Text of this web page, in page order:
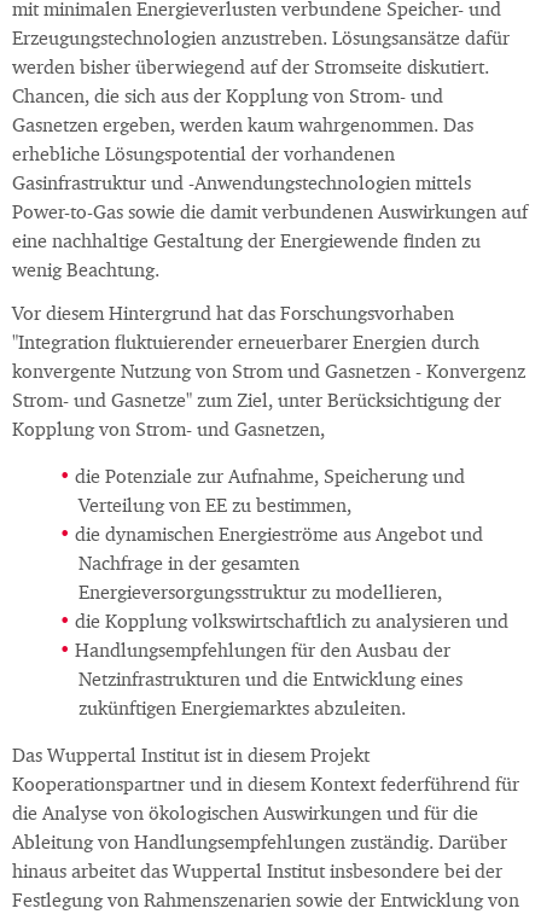
mit minimalen Energieverlusten verbundene Speicher- und
Erzeugungstechnologien anzustreben. Lösungsansätze dafür
werden bisher überwiegend auf der Stromseite diskutiert.
Chancen, die sich aus der Kopplung von Strom- und
Gasnetzen ergeben, werden kaum wahrgenommen. Das
erhebliche Lösungspotential der vorhandenen
Gasinfrastruktur und -Anwendungstechnologien mittels
Power-to-Gas sowie die damit verbundenen Auswirkungen auf
eine nachhaltige Gestaltung der Energiewende finden zu
wenig Beachtung.
Vor diesem Hintergrund hat das Forschungsvorhaben
"Integration fluktuierender erneuerbarer Energien durch
konvergente Nutzung von Strom und Gasnetzen - Konvergenz
Strom- und Gasnetze" zum Ziel, unter Berücksichtigung der
Kopplung von Strom- und Gasnetzen,
die Potenziale zur Aufnahme, Speicherung und
Verteilung von EE zu bestimmen,
die dynamischen Energieströme aus Angebot und
Nachfrage in der gesamten
Energieversorgungsstruktur zu modellieren,
die Kopplung volkswirtschaftlich zu analysieren und
Handlungsempfehlungen für den Ausbau der
Netzinfrastrukturen und die Entwicklung eines
zukünftigen Energiemarktes abzuleiten.
Das Wuppertal Institut ist in diesem Projekt
Kooperationspartner und in diesem Kontext federführend für
die Analyse von ökologischen Auswirkungen und für die
Ableitung von Handlungsempfehlungen zuständig. Darüber
hinaus arbeitet das Wuppertal Institut insbesondere bei der
Festlegung von Rahmenszenarien sowie der Entwicklung von